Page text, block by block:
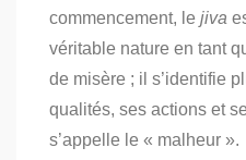
commencement, le jiva
véritable nature en tant
de misère ; il s’identifie
qualités, ses actions et
s’appelle le « malheur ».